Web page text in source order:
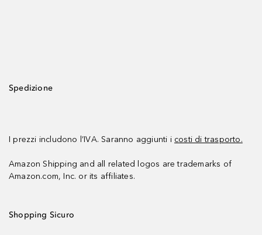
Spedizione
I prezzi includono l’IVA. Saranno aggiunti i costi di trasporto.
Amazon Shipping and all related logos are trademarks of
Amazon.com, Inc. or its affiliates.
Shopping Sicuro